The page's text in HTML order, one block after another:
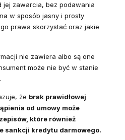
jej zawarcia, bez podawania
w sposób jasny i prosty
prawa skorzystać oraz jakie
nie zawiera albo są one
może nie być w stanie
że brak prawidłowej
od umowy może
które również
sankcji kredytu darmowego.